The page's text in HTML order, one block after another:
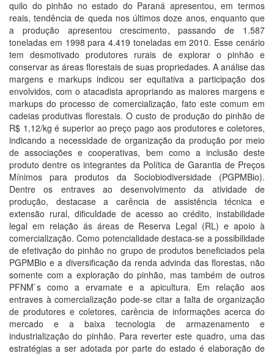
quilo do pinhão no estado do Paraná apresentou, em termos
reais, tendência de queda nos últimos doze anos, enquanto que
a produção apresentou crescimento, passando de 1.587
toneladas em 1998 para 4.419 toneladas em 2010. Esse cenário
tem desmotivado produtores rurais de explorar o pinhão e
conservar as áreas florestais de suas propriedades. A análise das
margens e markups indicou ser equitativa a participação dos
envolvidos, com o atacadista apropriando as maiores margens e
markups do processo de comercialização, fato este comum em
cadeias produtivas florestais. O custo de produção do pinhão de
R$ 1,12/kg é superior ao preço pago aos produtores e coletores,
indicando a necessidade de organização da produção por meio
de associações e cooperativas, bem como a inclusão deste
produto dentre os integrantes da Política de Garantia de Preços
Mínimos para produtos da Sociobiodiversidade (PGPMBio).
Dentre os entraves ao desenvolvimento da atividade de
produção, destacase a carência de assistência técnica e
extensão rural, dificuldade de acesso ao crédito, instabilidade
legal em relação ás áreas de Reserva Legal (RL) e apoio à
comercialização. Como potencialidade destaca-se a possibilidade
de efetivação do pinhão no grupo de produtos beneficiados pela
PGPMBio e a diversificação da renda advinda das florestas, não
somente com a exploração do pinhão, mas também de outros
PFNM`s como a ervamate e a apicultura. Em relação aos
entraves à comercialização pode-se citar a falta de organização
de produtores e coletores, carência de informações acerca do
mercado e a baixa tecnologia de armazenamento e
industrialização do pinhão. Para reverter este quadro, uma das
estratégias a ser adotada por parte do estado é elaboração de